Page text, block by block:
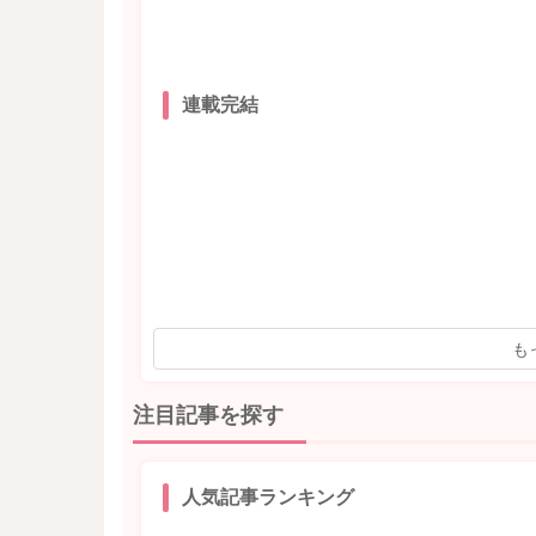
連載完結
も
注目記事を探す
人気記事ランキング